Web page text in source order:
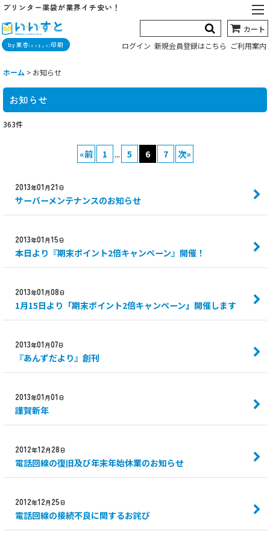
プリンター薬袋が業界イチ安い！
by東杏(とうきょう) 印刷
カート
ログイン 新規会員登録はこちら ご利用案内
ホーム > お知らせ
お知らせ
363件
«前 1 ... 5 6 7 次»
2013年01月 21日
サーバーメンテナンスのお知らせ
2013年01月15日
本日より『期末ポイント2倍キャンペーン』開催！
2013年01月08日
1月15日より「期末ポイント2倍キャンペーン」開催します
2013年01月07日
『あんずだより』創刊
2013年01月01日
謹賀新年
2012年12月 28日
電話回線の復旧及び年末年始休業のお知らせ
2012年12月 25日
電話回線の接続不良に関するお詫び